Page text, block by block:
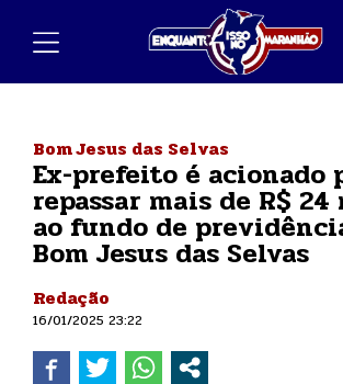
Bom Jesus das Selvas
Ex-prefeito é acionado
repassar mais de R$
ao fundo de
Bom Jesus das Selvas
Redação
16/01/2025 23:22